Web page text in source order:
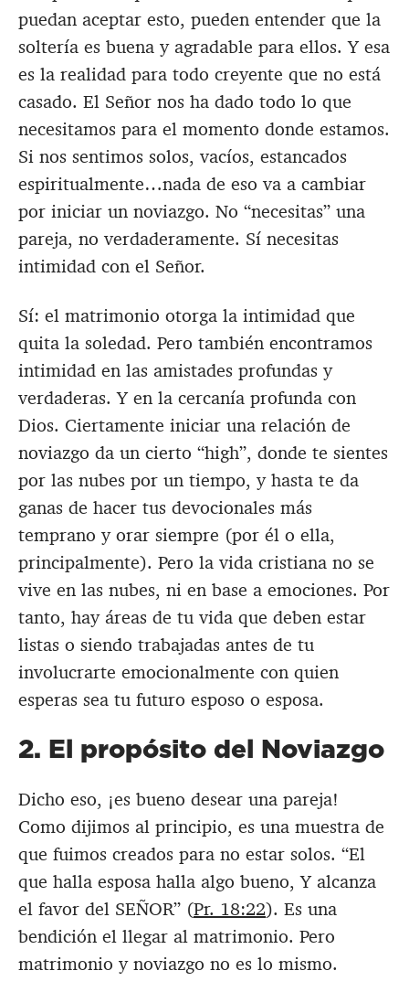
puedan aceptar esto, pueden entender que la
soltería es buena y agradable para ellos. Y esa
es la realidad para todo creyente que no está
casado. El Señor nos ha dado todo lo que
necesitamos para el momento donde estamos.
Si nos sentimos solos, vacíos, estancados
espiritualmente…nada de eso va a cambiar
por iniciar un noviazgo. No “necesitas” una
pareja, no verdaderamente. Sí necesitas
intimidad con el Señor.
Sí: el matrimonio otorga la intimidad que
quita la soledad. Pero también encontramos
intimidad en las amistades profundas y
verdaderas. Y en la cercanía profunda con
Dios. Ciertamente iniciar una relación de
noviazgo da un cierto “high”, donde te sientes
por las nubes por un tiempo, y hasta te da
ganas de hacer tus devocionales más
temprano y orar siempre (por él o ella,
principalmente). Pero la vida cristiana no se
vive en las nubes, ni en base a emociones. Por
tanto, hay áreas de tu vida que deben estar
listas o siendo trabajadas antes de tu
involucrarte emocionalmente con quien
esperas sea tu futuro esposo o esposa.
2. El propósito del Noviazgo
Dicho eso, ¡es bueno desear una pareja!
Como dijimos al principio, es una muestra de
que fuimos creados para no estar solos. “El
que halla esposa halla algo bueno, Y alcanza
el favor del SEÑOR” (Pr. 18:22). Es una
bendición el llegar al matrimonio. Pero
matrimonio y noviazgo no es lo mismo.